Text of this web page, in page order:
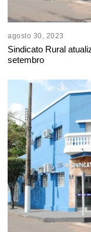
agosto 30, 2023
Sindicato Rural
setembro